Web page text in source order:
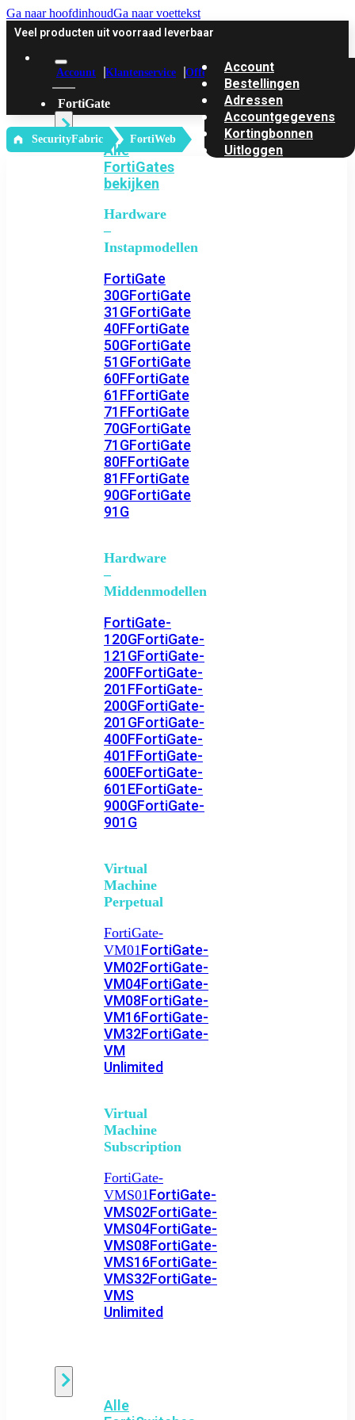
Ga naar hoofdinhoudGa naar voettekst
Veel producten uit voorraad leverbaar
Account Klantenservice Offerte
FortiGate
Alle
FortiGates
bekijken
Hardware
–
Instapmodellen
FortiGate
30GFortiGate
31GFortiGate
40FFortiGate
50GFortiGate
51GFortiGate
60FFortiGate
61FFortiGate
71FFortiGate
70GFortiGate
71GFortiGate
80FFortiGate
81FFortiGate
90GFortiGate
91G
Hardware
–
Middenmodellen
FortiGate-
120GFortiGate-
121GFortiGate-
200FFortiGate-
201FFortiGate-
200GFortiGate-
201GFortiGate-
400FFortiGate-
401FFortiGate-
600EFortiGate-
601EFortiGate-
900GFortiGate-
901G
Virtual
Machine
Perpetual
FortiGate-
VM01FortiGate-
VM02FortiGate-
VM04FortiGate-
VM08FortiGate-
VM16FortiGate-
VM32FortiGate-
VM
Unlimited
Virtual
Machine
Subscription
FortiGate-
VMS01FortiGate-
VMS02FortiGate-
VMS04FortiGate-
VMS08FortiGate-
VMS16FortiGate-
VMS32FortiGate-
VMS
Unlimited
Alle
Account
Bestellingen
Adressen
Accountgegevens
Kortingbonnen
Uitloggen
‎ SecurityFabric FortiWeb